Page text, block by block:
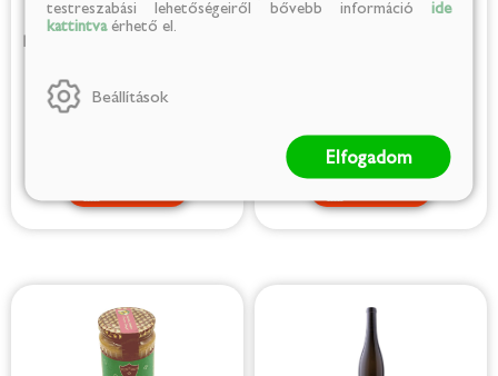
1 599 Ft
testreszabási lehetőségeiről bővebb információ ide
kattintvaérhető el.
Beállítások
Elfogadom